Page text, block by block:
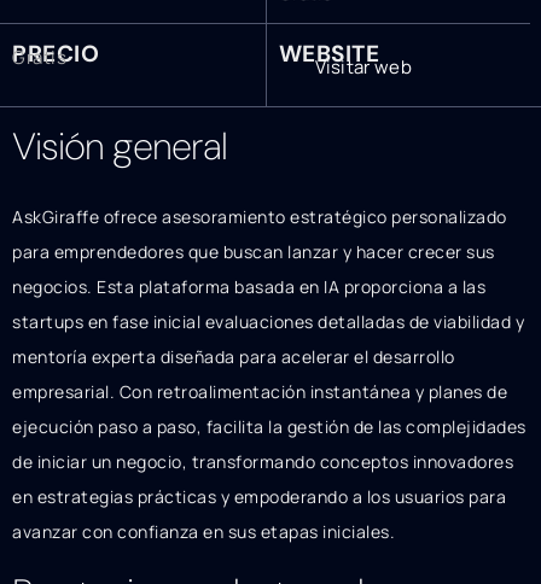
PRECIO
Gratis WEBSITE
Visitar web
Visión general
AskGiraffe ofrece asesoramiento estratégico personalizado
para emprendedores que buscan lanzar y hacer crecer sus
negocios. Esta plataforma basada en IA proporciona a las
startups en fase inicial evaluaciones detalladas de viabilidad y
mentoría experta diseñada para acelerar el desarrollo
empresarial. Con retroalimentación instantánea y planes de
ejecución paso a paso, facilita la gestión de las complejidades
de iniciar un negocio, transformando conceptos innovadores
en estrategias prácticas y empoderando a los usuarios para
avanzar con confianza en sus etapas iniciales.